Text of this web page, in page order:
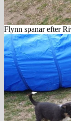
Flynn spanar efter